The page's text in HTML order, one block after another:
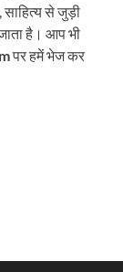
साहित्य से जुड़ी
है। आप भी
पर हमें भेज कर